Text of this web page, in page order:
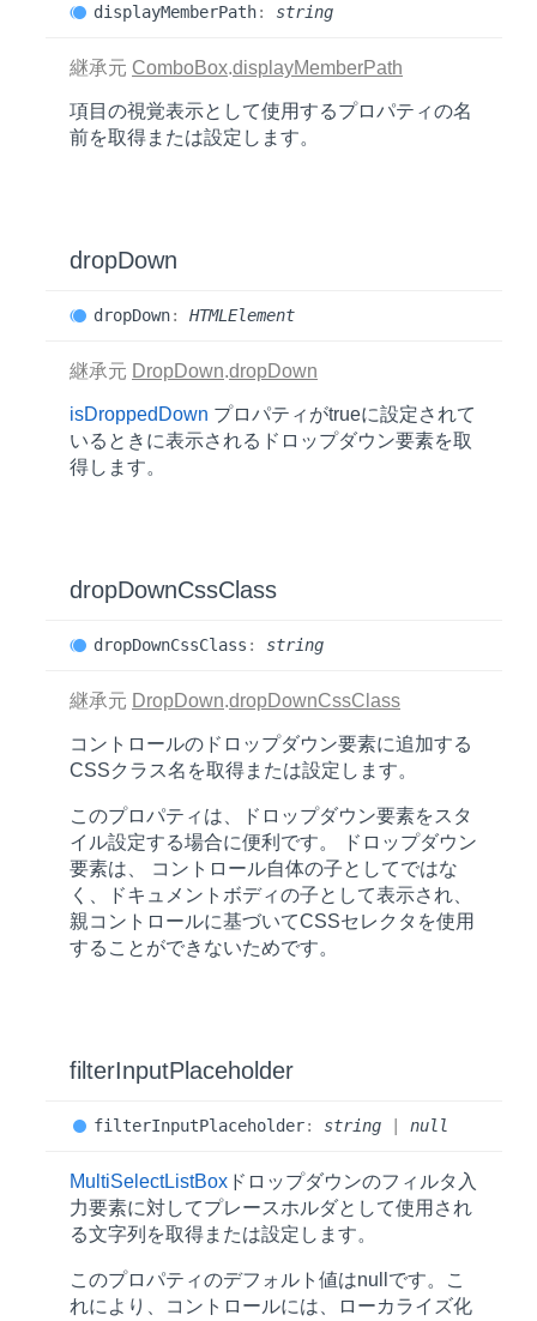
displayMemberPath: string
継承元 ComboBox.displayMemberPath
項目の視覚表示として使用するプロパティの名
前を取得または設定します。
dropDown
dropDown: HTMLElement
継承元 DropDown.dropDown
isDroppedDown プロパティがtrueに設定されて
いるときに表示されるドロップダウン要素を取
得します。
dropDownCssClass
dropDownCssClass : string
継承元 DropDown.dropDownCssClass
コントロールのドロップダウン要素に追加する
CSSクラス名を取得または設定します。
このプロパティは、ドロップダウン要素をスタ
イル設定する場合に便利です。 ドロップダウン
要素は、 コントロール自体の子としてではな
く、ドキュメントボディの子として表示され、
親コントロールに基づいてCSSセレクタを使用
することができないためです。
filterInputPlaceholder
filterInputPlaceholder: string null
MultiSelectListBox ドロップダウンのフィルタ入
力要素に対してプレースホルダとして使用され
る文字列を取得または設定します。
このプロパティのデフォルト値はnull です。こ
れにより、コントロールには、ローカライズ化